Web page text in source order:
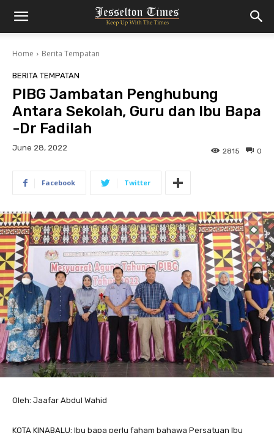
Home Berita Tempatan
BERITA TEMPATAN
PIBG Jambatan Penghubung
Antara Sekolah, Guru dan Ibu Bapa
-Dr Fadilah
June 28, 2022 0
2815
Facebook Twitter
Oleh: Jaafar Abdul Wahid
KOTA KINABALU: Ibu bapa perlu faham bahawa Persatuan Ibu